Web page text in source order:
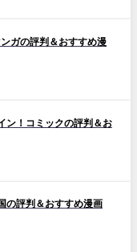
ガの評判＆おすすめ漫
ン！コミックの評判＆お
の評判＆おすすめ漫画